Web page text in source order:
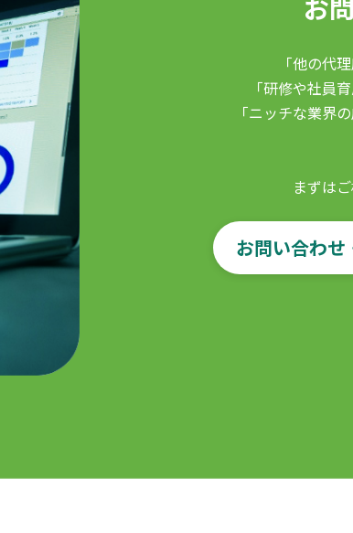
お
「他の代
「研修や社員
「ニッチな業界
まずは
お問い合わせ